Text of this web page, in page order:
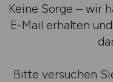
Keine Sorge – wir
E-Mail erhalten
Bitte versuchen